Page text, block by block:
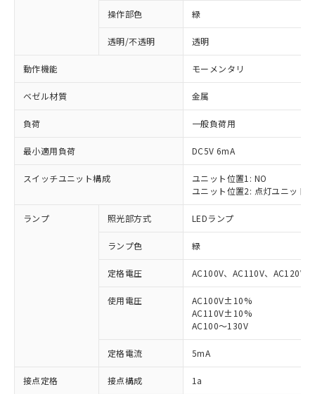
操作部色 緑
透明/不透明 透明
動作機能 モーメンタリ
ベゼル材質 金属
負荷 一般負荷用
最小適用負荷 DC5V 6mA
スイッチユニット構成
ユニット位置1: NO
ユニット位置2: 点灯ユニット
ランプ 照光部方式 LEDランプ
ランプ色 緑
定格電圧 AC100V、AC110V、AC120V
使用電圧
AC100V±10%
AC110V±10%
AC100～130V
定格電流 5mA
接点定格 接点構成 1a
対応済み：EU RoHS指令（10物質）の
非含有に対応した製品が提供可能な商品で
す。